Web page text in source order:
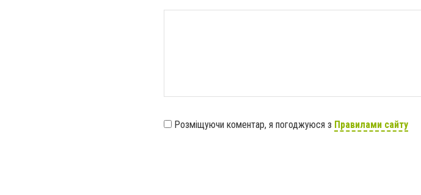
Розміщуючи коментар, я погоджуюся з Правилами сайту